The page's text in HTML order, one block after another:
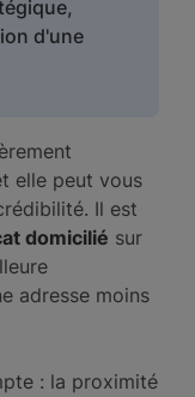
d'une
elle peut vous
Il est
domicilié sur
adresse moins
: la proximité